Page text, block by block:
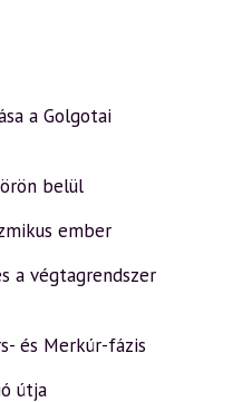
a Golgotai
belül
ember
a végtagrendszer
és Merkúr-fázis
útja